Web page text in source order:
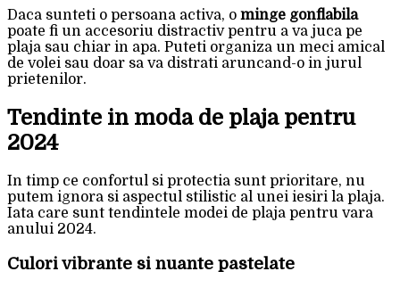
Daca sunteti o persoana activa, o minge gonflabila
poate fi un accesoriu distractiv pentru a va juca pe
plaja sau chiar in apa. Puteti organiza un meci amical
de volei sau doar sa va distrati aruncand-o in jurul
prietenilor.
Tendinte in moda de plaja pentru
2024
In timp ce confortul si protectia sunt prioritare, nu
putem ignora si aspectul stilistic al unei iesiri la plaja.
Iata care sunt tendintele modei de plaja pentru vara
anului 2024.
Culori vibrante si nuante pastelate